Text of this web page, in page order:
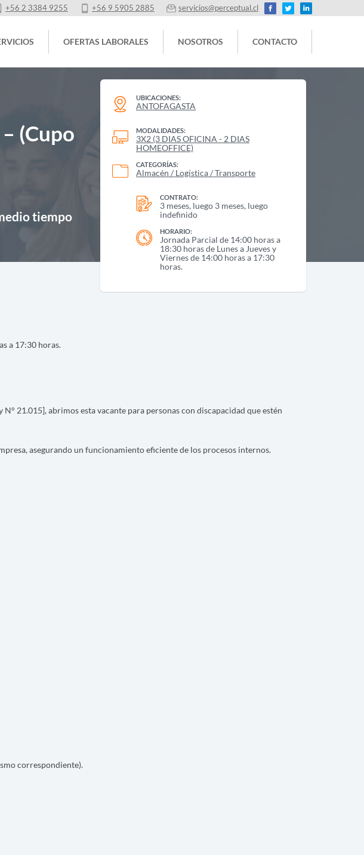
+56 2 3384 9255 +56 9 5905 2885 servicios@perceptual.cl
OFERTAS LABORALES NOSOTROS CONTACTO
(Cupo
tiempo
UBICACIONES:
ANTOFAGASTA
MODALIDADES:
3X2 (3 DIAS OFICINA - 2 DIAS
HOMEOFFICE)
CATEGORÍAS:
Almacén / Logística / Transporte
CONTRATO:
3 meses, luego 3 meses, luego
indefinido
HORARIO:
Jornada Parcial de 14:00 horas a
18:30 horas de Lunes a Jueves y
Viernes de 14:00 horas a 17:30
horas.
a 17:30 horas.
21.015], abrimos esta vacante para personas con discapacidad que estén
asegurando un funcionamiento eficiente de los procesos internos.
correspondiente).